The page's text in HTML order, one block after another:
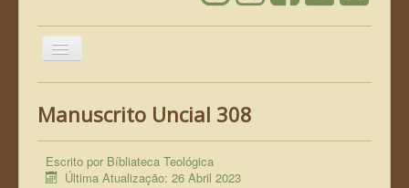
Alternar
Leia a Bíblia
Conheça Jesus
Manuscrito Uncial 308
Escrito por Bíbliateca Teológica
Última Atualização: 26 Abril 2023